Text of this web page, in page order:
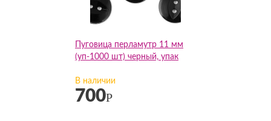
Пуговица перламутр 11 мм
(уп-1000 шт) черный, упак
В наличии
700Р